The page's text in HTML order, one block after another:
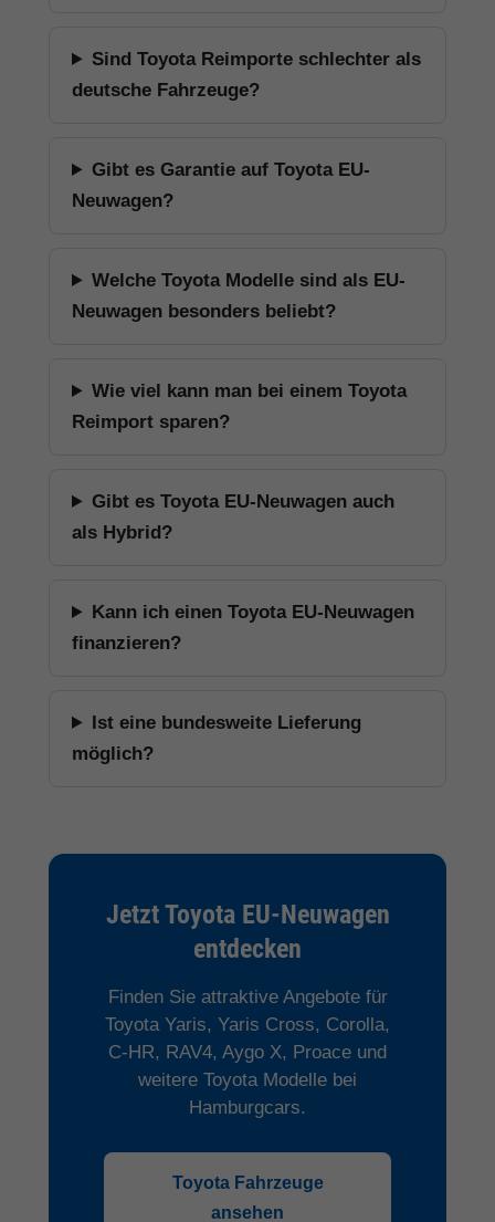
Sind Toyota Reimporte schlechter als
deutsche Fahrzeuge?
Gibt es Garantie auf Toyota EU-
Neuwagen?
Welche Toyota Modelle sind als EU-
Neuwagen besonders beliebt?
Wie viel kann man bei einem Toyota
Reimport sparen?
Gibt es Toyota EU-Neuwagen auch
als Hybrid?
Kann ich einen Toyota EU-Neuwagen
finanzieren?
Ist eine bundesweite Lieferung
möglich?
Jetzt Toyota EU-Neuwagen
entdecken
Finden Sie attraktive Angebote für
Toyota Yaris, Yaris Cross, Corolla,
C-HR, RAV4, Aygo X, Proace und
weitere Toyota Modelle bei
Hamburgcars.
Toyota Fahrzeuge
ansehen